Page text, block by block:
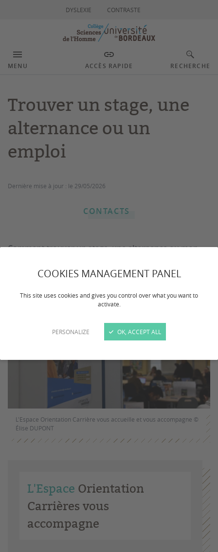
COOKIES MANAGEMENT PANEL
This site uses cookies and gives you control over what you want to
activate.
PERSONALIZE OK, ACCEPT ALL
DYSLEXIE CONTRASTE
MENU ACCÈS RAPIDE RECHERCHE
Trouver un stage, une
alternance ou un
emploi
Dernière mise à jour : le 29/05/2026
CONTACTS
Comment trouver un stage, une alternance ou mon
? Comment puis-je être accompagné ?
L'Espace Orientation Carrière vous accueille et vous accompagne ©
Élise DUPONT
L'Espace Orientation
Carrières vous
accompagne